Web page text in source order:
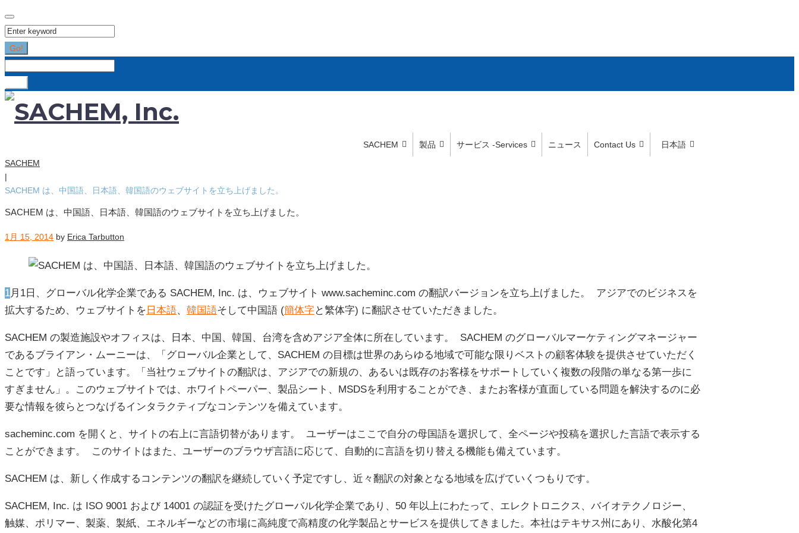
Search
for:
Go!
SACHEM 製品 サービス -Services ニュース Contact Us
日本語
SACHEM
|
SACHEM は、中国語、日本語、韓国語のウェブサイトを立ち上げました。
SACHEM は、中国語、日本語、韓国語のウェブサイトを立ち上げました。
1月 15, 2014 by Erica Tarbutton
1月1日、グローバル化学企業である SACHEM, Inc. は、ウェブサイト www.sacheminc.com の翻訳バージョンを立ち上げました。 アジアでのビジネスを
拡大するため、ウェブサイトを 日本語、 韓国語そして中国語 (簡体字と繁体字) に翻訳させていただきました。
SACHEM の製造施設やオフィスは、日本、中国、韓国、台湾を含めアジア全体に所在しています。 SACHEM のグローバルマーケティングマネージャー
であるブライアン・ムーニーは、「グローバル企業として、SACHEM の目標は世界のあらゆる地域で可能な限りベストの顧客体験を提供させていただく
ことです」と語っています。「当社ウェブサイトの翻訳は、アジアでの新規の、あるいは既存のお客様をサポートしていく複数の段階の単なる第一歩に
すぎません」。このウェブサイトでは、ホワイトペーパー、製品シート、MSDSを利用することができ、またお客様が直面している問題を解決するのに必
要な情報を彼らとつなげるインタラクティブなコンテンツを備えています。
sacheminc.com を開くと、サイトの右上に言語切替があります。 ユーザーはここで自分の母国語を選択して、全ページや投稿を選択した言語で表示する
ことができます。 このサイトはまた、ユーザーのブラウザ言語に応じて、自動的に言語を切り替える機能も備えています。
SACHEM は、新しく作成するコンテンツの翻訳を継続していく予定ですし、近々翻訳の対象となる地域を広げていくつもりです。
SACHEM, Inc. は ISO 9001 および 14001 の認証を受けたグローバル化学企業であり、50 年以上にわたって、エレクトロニクス、バイオテクノロジー、
触媒、ポリマー、製薬、製紙、エネルギーなどの市場に高純度で高精度の化学製品とサービスを提供してきました。本社はテキサス州にあり、水酸化第4